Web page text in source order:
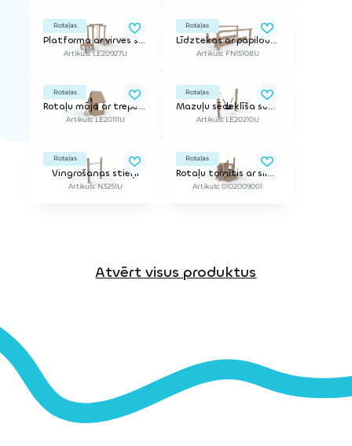
Rotaļas
Platforma ar virves šķērsli
Artikuls: LE20927U
Rotaļas
Līdztekas ar papildus pakāpieniem
Artikuls: FN15108U
Rotaļas
Rotaļu māja ar trepēm
Artikuls: LE20111U
Rotaļas
Mazuļu sēdeklīša šūpoles
Artikuls: LE20210U
Rotaļas
Vingrošanas stieņi
Artikuls: N3251U
Rotaļas
Rotaļu tornītis ar slidkalniņu QUATRY 600
Artikuls: 0102009001
Atvērt visus produktus